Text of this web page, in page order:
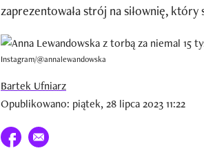
zaprezentowała strój na siłownię,
Instagram/@annalewandowska
Bartek Ufniarz
Opublikowano: piątek, 28 lipca 2023 11:22
Udostępnij na facebook
E-mail do przyjaciela